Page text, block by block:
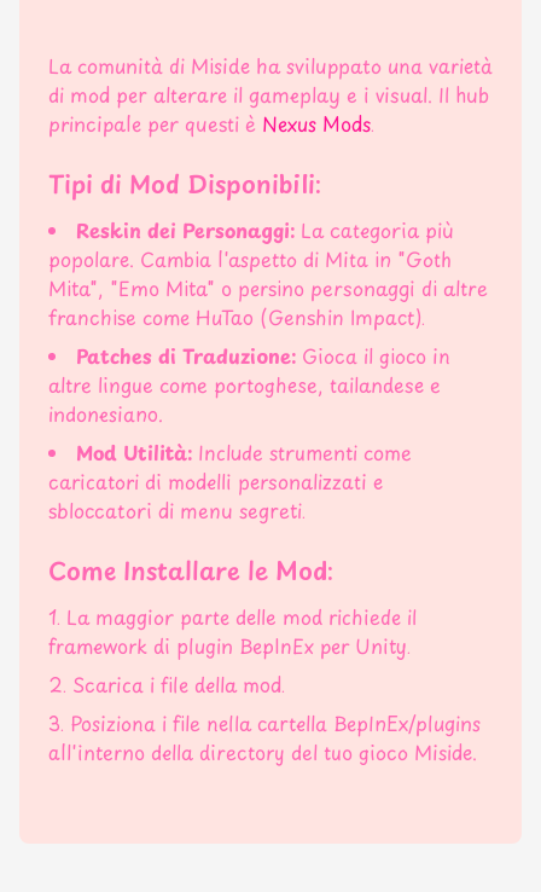
La comunità di Miside ha sviluppato una varietà
di mod per alterare il gameplay e i visual. Il hub
principale per questi è Nexus Mods.
Tipi di Mod Disponibili:
Reskin dei Personaggi: La categoria più
popolare. Cambia l'aspetto di Mita in "Goth
Mita", "Emo Mita" o persino personaggi di altre
franchise come HuTao (Genshin Impact).
Patches di Traduzione: Gioca il gioco in
altre lingue come portoghese, tailandese e
indonesiano.
Mod Utilità: Include strumenti come
caricatori di modelli personalizzati e
sbloccatori di menu segreti.
Come Installare le Mod:
La maggior parte delle mod richiede il
framework di plugin BepInEx per Unity.
Scarica i file della mod.
Posiziona i file nella cartella BepInEx/plugins
all'interno della directory del tuo gioco Miside.